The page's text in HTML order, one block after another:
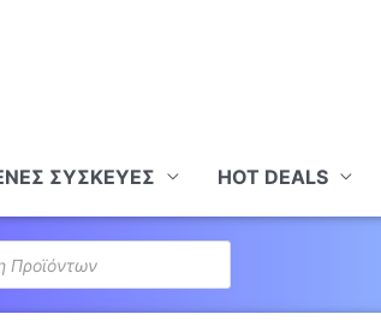
ΣΥΣΚΕΥΕΣ HOT DEALS